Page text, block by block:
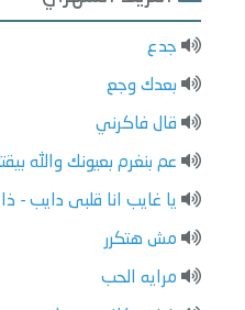
جدع
بعدك وجع
قال فاكرني
عم بنغرم بعيونك والله
يا غايب انا قلبى دايب - ذا
مش هتكرر
مرايه الحب